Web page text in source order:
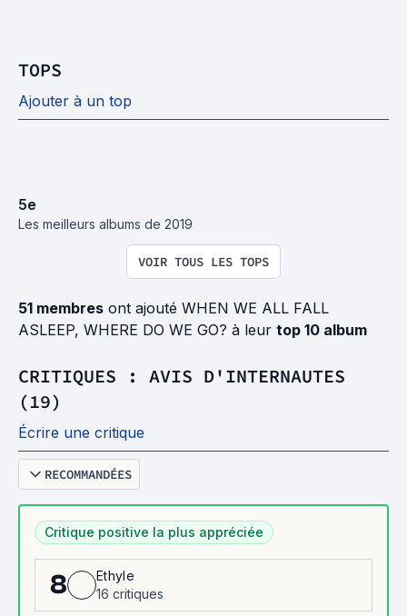
TOPS
Ajouter à un top
5e
Les meilleurs albums de 2019
VOIR TOUS LES TOPS
51 membres ont ajouté WHEN WE ALL FALL
ASLEEP, WHERE DO WE GO? à leur top 10 album
CRITIQUES : AVIS D'INTERNAUTES
(19)
Écrire une critique
RECOMMANDÉES
Critique positive la plus appréciée
8
Ethyle
16 critiques